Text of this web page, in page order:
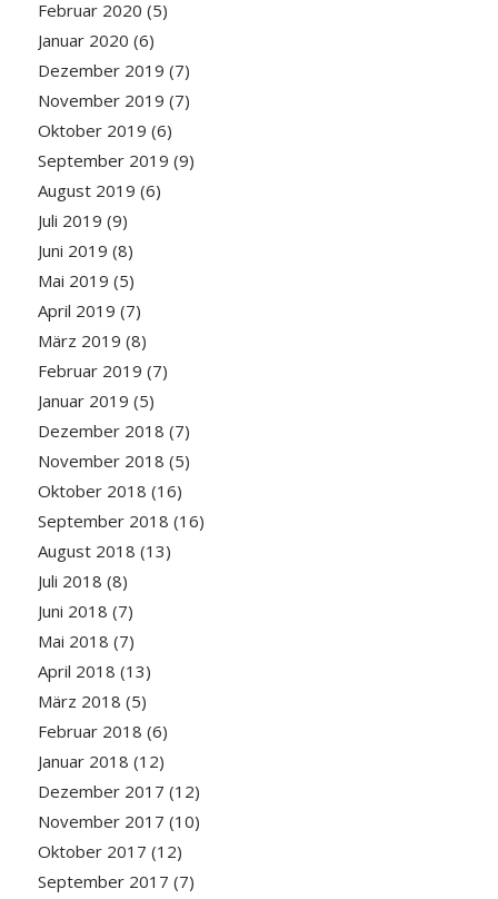
Februar 2020 (5)
Januar 2020 (6)
Dezember 2019 (7)
November 2019 (7)
Oktober 2019 (6)
September 2019 (9)
August 2019 (6)
Juli 2019 (9)
Juni 2019 (8)
Mai 2019 (5)
April 2019 (7)
März 2019 (8)
Februar 2019 (7)
Januar 2019 (5)
Dezember 2018 (7)
November 2018 (5)
Oktober 2018 (16)
September 2018 (16)
August 2018 (13)
Juli 2018 (8)
Juni 2018 (7)
Mai 2018 (7)
April 2018 (13)
März 2018 (5)
Februar 2018 (6)
Januar 2018 (12)
Dezember 2017 (12)
November 2017 (10)
Oktober 2017 (12)
September 2017 (7)